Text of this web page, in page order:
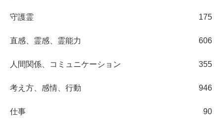
守護霊 175
直感、霊感、霊能力 606
人間関係、コミュニケーション 355
考え方、感情、行動 946
仕事 90